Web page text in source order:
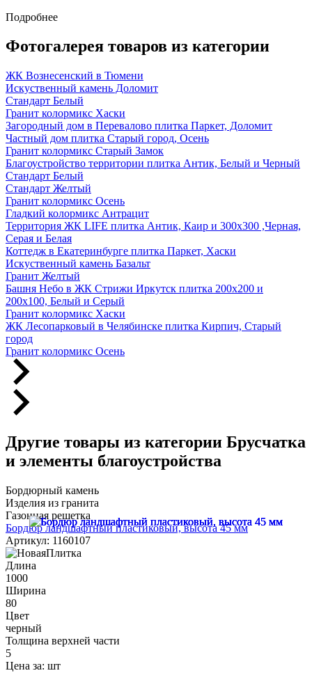
Подробнее
Фотогалерея товаров из категории
ЖК Вознесенский в Тюмени
Искуственный камень Доломит
Стандарт Белый
Гранит колормикс Хаски
Загородный дом в Перевалово плитка Паркет, Доломит
Частный дом плитка Старый город, Осень
Гранит колормикс Старый Замок
Благоустройство территории плитка Антик, Белый и Черный
Стандарт Белый
Стандарт Желтый
Гранит колормикс Осень
Гладкий колормикс Антрацит
Территория ЖК LIFE плитка Антик, Каир и 300х300 ,Черная,
Серая и Белая
Коттедж в Екатеринбурге плитка Паркет, Хаски
Искуственный камень Базальт
Гранит Желтый
Башня Небо в ЖК Стрижи Иркутск плитка 200х200 и
200х100, Белый и Серый
Гранит колормикс Хаски
ЖК Лесопарковый в Челябинске плитка Кирпич, Старый
город
Гранит колормикс Осень
Другие товары из категории Брусчатка
и элементы благоустройства
Бордюрный камень
Изделия из гранита
Газонная решетка
Бордюр ландшафтный пластиковый, высота 45 мм
Артикул: 1160107
Длина
1000
Ширина
80
Цвет
черный
Толщина верхней части
5
Цена за: шт